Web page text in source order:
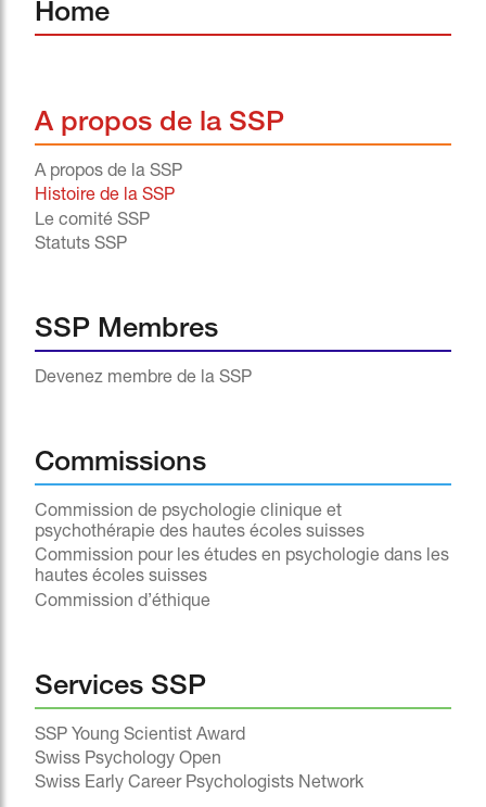
Home
A propos de la SSP
A propos de la SSP
Histoire de la SSP
Le comité SSP
Statuts SSP
SSP Membres
Devenez membre de la SSP
Commissions
Commission de psychologie clinique et
psychothérapie des hautes écoles suisses
Commission pour les études en psychologie dans les
hautes écoles suisses
Commission d’éthique
Services SSP
SSP Young Scientist Award
Swiss Psychology Open
Swiss Early Career Psychologists Network